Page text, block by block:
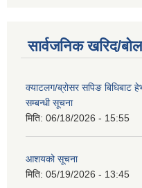
सार्वजनिक खरिद/
क्याटलग/ब्रोसर सपिङ बिधिबाट
सम्बन्धी सूचना
मिति: 06/18/2026 - 15:55
आशयको सूचना
मिति: 05/19/2026 - 13:45